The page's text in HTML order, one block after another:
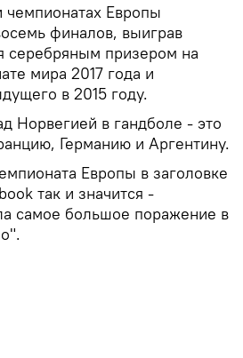
чемпионатах Европы
финалов, выиграв
серебряным призером на
мира 2017 года и
в 2015 году.
Норвегией в гандболе - это
Германию и Аргентину.
Европы в заголовке
так и значится -
самое большое поражение в